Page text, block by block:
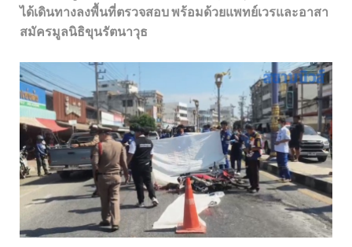
ได้เดินทางลงพื้นที่ตรวจสอบ พร้อมด้วยแพทย์เวรและอาสา
สมัครมูลนิธิขุนรัตนาวุธ